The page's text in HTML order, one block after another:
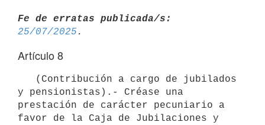
Fe de erratas publicada/s:
25/07/2025
Artículo 8
y pensionistas).- Créase una
prestación de carácter pecuniario a
favor de la Caja de Jubilaciones y